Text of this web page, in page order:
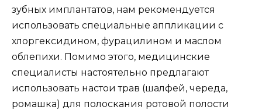
зубных имплантатов, нам рекомендуется
использовать специальные аппликации с
хлоргексидином, фурацилином и маслом
облепихи. Помимо этого, медицинские
специалисты настоятельно предлагают
использовать настои трав (шалфей, череда,
ромашка) для полоскания ротовой полости